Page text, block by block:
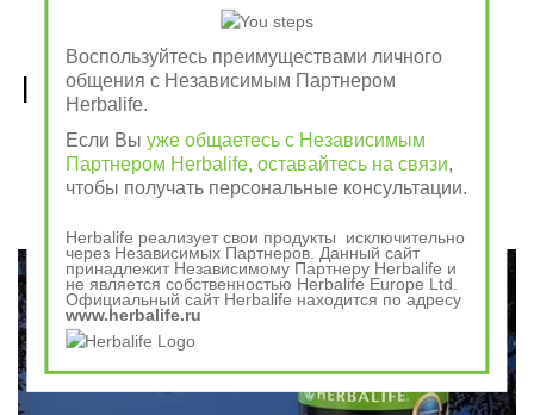
Рецепты, приготовленные
из продуктов Гербалайф
Nutrition
Воспользуйтесь преимуществами личного
общения с Независимым Партнером
Herbalife.
Если Выуже общаетесь с Независимым
Партнером Herbalife, оставайтесь на связи,
чтобы получать персональные консультации.
Herbalife реализует свои продукты исключительно
через Независимых Партнеров. Данный сайт
принадлежит Независимому Партнеру Herbalife и
не является собственностью Herbalife Europe Ltd.
Официальный сайт Herbalife находится по адресу
www.herbalife.ru